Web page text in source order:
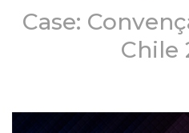
Case:
Chile